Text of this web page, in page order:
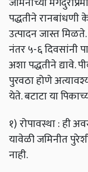
पद्धतीने रानबांधणी
उत्पादन जास्त
नंतर ५-६ दिवसांनी
अशा पद्धतीने द्यावे.
पुरवठा होणे
येते. बटाटा या
१) रोपावस्था : ही
यावेळी जमिनीत
नाही.